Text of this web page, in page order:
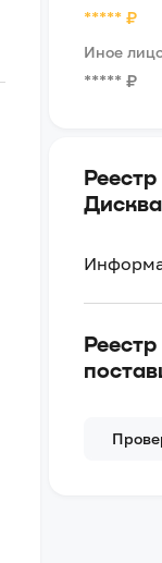
***** ₽
Иное
***** ₽
Реестр